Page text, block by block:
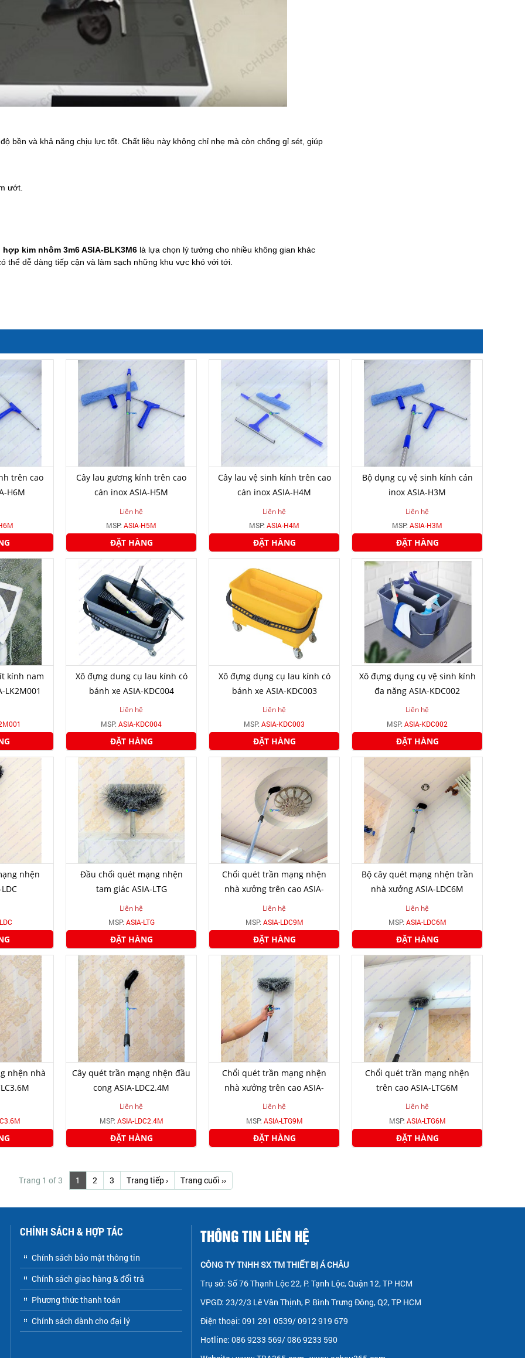
bền và khả năng chịu lực tốt. Chất liệu này không chỉ nhẹ mà còn chống gỉ sét, giúp
ướt.
kim nhôm 3m6 ASIA-BLK3M6 là lựa chọn lý tưởng cho nhiều không gian khác
thể dễ dàng tiếp cận và làm sạch những khu vực khó với tới.
trên cao
H6M
Cây lau gương kính trên cao
cán inox ASIA-H5M
Liên hệ
MSP: ASIA-H5M
ĐẶT HÀNG
Cây lau vệ sinh kính trên cao
cán inox ASIA-H4M
Liên hệ
MSP: ASIA-H4M
ĐẶT HÀNG
Bộ dụng cụ vệ sinh kính cán
inox ASIA-H3M
Liên hệ
MSP: ASIA-H3M
ĐẶT HÀNG
kính nam
LK2M001
Xô đựng dung cụ lau kính có
bánh xe ASIA-KDC004
Liên hệ
MSP: ASIA-KDC004
ĐẶT HÀNG
Xô đựng dụng cụ lau kính có
bánh xe ASIA-KDC003
Liên hệ
MSP: ASIA-KDC003
ĐẶT HÀNG
Xô đựng dụng cụ vệ sinh kính
đa năng ASIA-KDC002
Liên hệ
MSP: ASIA-KDC002
ĐẶT HÀNG
nhện
Đầu chổi quét mạng nhện
tam giác ASIA-LTG
Liên hệ
MSP: ASIA-LTG
ĐẶT HÀNG
Chổi quét trần mạng nhện
nhà xưởng trên cao ASIA-
LDC9M
Liên hệ
MSP: ASIA-LDC9M
ĐẶT HÀNG
Bộ cây quét mạng nhện trần
nhà xưởng ASIA-LDC6M
Liên hệ
MSP: ASIA-LDC6M
ĐẶT HÀNG
nhện nhà
Cây quét trần mạng nhện đầu
cong ASIA-LDC2.4M
Liên hệ
MSP: ASIA-LDC2.4M
ĐẶT HÀNG
Chổi quét trần mạng nhện
nhà xưởng trên cao ASIA-
LTG9M
Liên hệ
MSP: ASIA-LTG9M
ĐẶT HÀNG
Chổi quét trần mạng nhện
trên cao ASIA-LTG6M
Liên hệ
MSP: ASIA-LTG6M
ĐẶT HÀNG
Trang 1 of 3 1 2 3 Trang tiếp › Trang cuối ››
CHÍNH SÁCH & HỢP TÁC
Chính sách bảo mật thông tin
Chính sách giao hàng & đổi trả
Phương thức thanh toán
Chính sách dành cho đại lý
THÔNG TIN LIÊN HỆ
CÔNG TY TNHH SX TM THIẾT BỊ Á CHÂU
Trụ sở: Số 76 Thạnh Lộc 22, P. Tạnh Lộc, Quận 12, TP HCM
VPGD: 23/2/3 Lê Văn Thịnh, P. Bình Trưng Đông, Q2, TP HCM
Điện thoại: 091 291 0539/ 0912 919 679
Hotline: 086 9233 569/ 086 9233 590